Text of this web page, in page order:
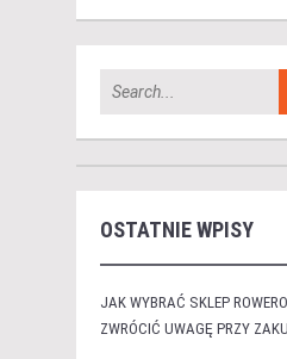
OSTATNIE WPISY
JAK WYBRAĆ SKLEP
ZWRÓCIĆ UWAGĘ PRZY